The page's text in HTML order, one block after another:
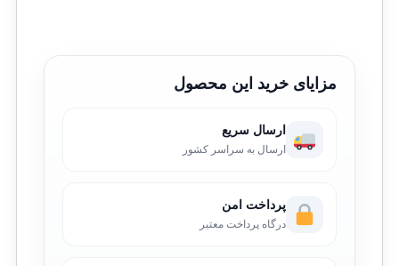
مزایای خرید این محصول
ارسال سریع
ارسال به سراسر کشور
پرداخت امن
درگاه پرداخت معتبر